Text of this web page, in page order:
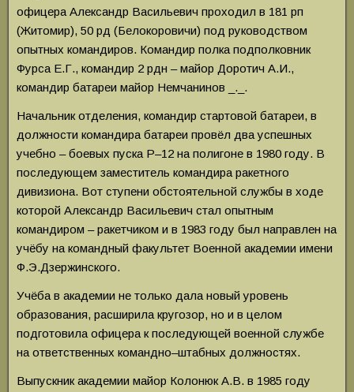
офицера Александр Васильевич проходил в 181 рп
(Житомир), 50 рд (Белокоровичи) под руководством
опытных командиров. Командир полка подполковник
Фурса Е.Г., командир 2 рдн – майор Доротич А.И.,
командир батареи майор Немчанинов _._.
Начальник отделения, командир стартовой батареи, в
должности командира батареи провёл два успешных
учебно – боевых пуска Р–12 на полигоне в 1980 году. В
последующем заместитель командира ракетного
дивизиона. Вот ступени обстоятельной службы в ходе
которой Александр Васильевич стал опытным
командиром – ракетчиком и в 1983 году был направлен на
учёбу на командный факультет Военной академии имени
Ф.Э.Дзержинского.
Учёба в академии не только дала новый уровень
образования, расширила кругозор, но и в целом
подготовила офицера к последующей военной службе
на ответственных командно–штабных должностях.
Выпускник академии майор Колонюк А.В. в 1985 году